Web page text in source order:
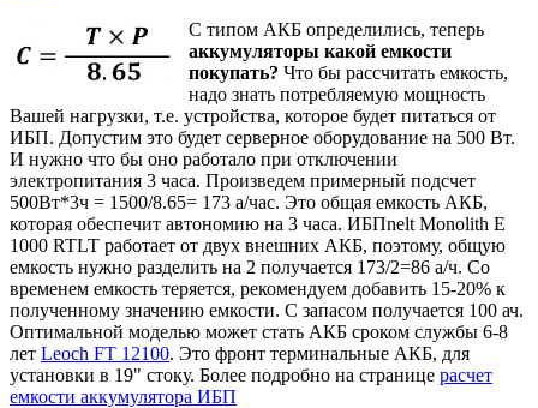
С типом АКБ определились, теперь
аккумуляторы какой емкости
покупать? Что бы рассчитать емкость,
надо знать потребляемую мощность
Вашей нагрузки, т.е. устройства, которое будет питаться от
ИБП. Допустим это будет серверное оборудование на 500 Вт.
И нужно что бы оно работало при отключении
электропитания 3 часа. Произведем примерный подсчет
500Вт*3ч = 1500/8.65= 173 а/час. Это общая емкость АКБ,
которая обеспечит автономию на 3 часа. ИБПnelt Monolith E
1000 RTLT работает от двух внешних АКБ, поэтому, общую
емкость нужно разделить на 2 получается 173/2=86 а/ч. Со
временем емкость теряется, рекомендуем добавить 15-20% к
полученному значению емкости. С запасом получается 100 ач.
Оптимальной моделью может стать АКБ сроком службы 6-8
лет Leoch FT 12100. Это фронт терминальные АКБ, для
установки в 19" стоку. Более подробно на странице расчет
емкости аккумулятора ИБП